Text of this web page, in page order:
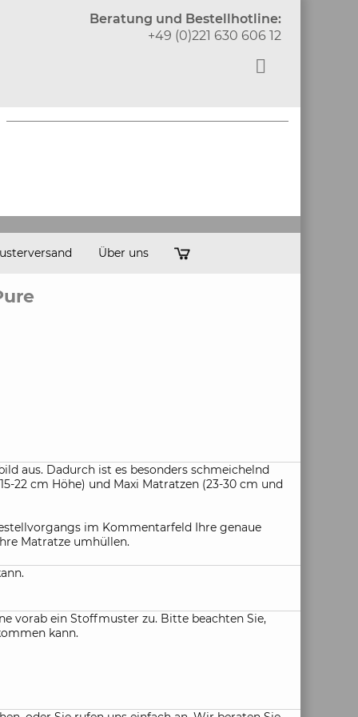
Beratung und Bestellhotline:
+49 (0)221 630 606 12
Über uns
aus. Dadurch ist es besonders schmeichelnd
22 cm Höhe) und Maxi Matratzen (23-30 cm und
im Kommentarfeld Ihre genaue
Matratze umhüllen.
vorab ein Stoffmuster zu. Bitte beachten Sie,
kann.